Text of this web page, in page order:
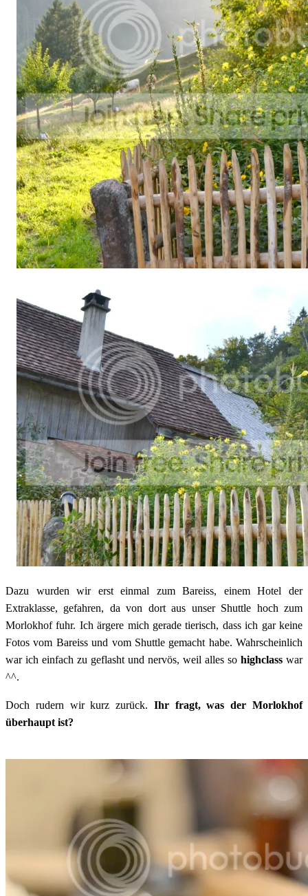
Dazu wurden wir erst einmal zum Bareiss, einem Hotel der
Extraklasse, gefahren, da von dort aus unser Shuttle hoch zum
Morlokhof fuhr. Ich ärgere mich gerade tierisch, dass ich gar keine
Fotos vom Bareiss und vom Shuttle gemacht habe. Wahrscheinlich
war ich einfach zu geflasht und nervös, weil alles so highclass war
^^.
Doch rudern wir kurz zurück. Ihr fragt, was der Morlokhof
überhaupt ist?